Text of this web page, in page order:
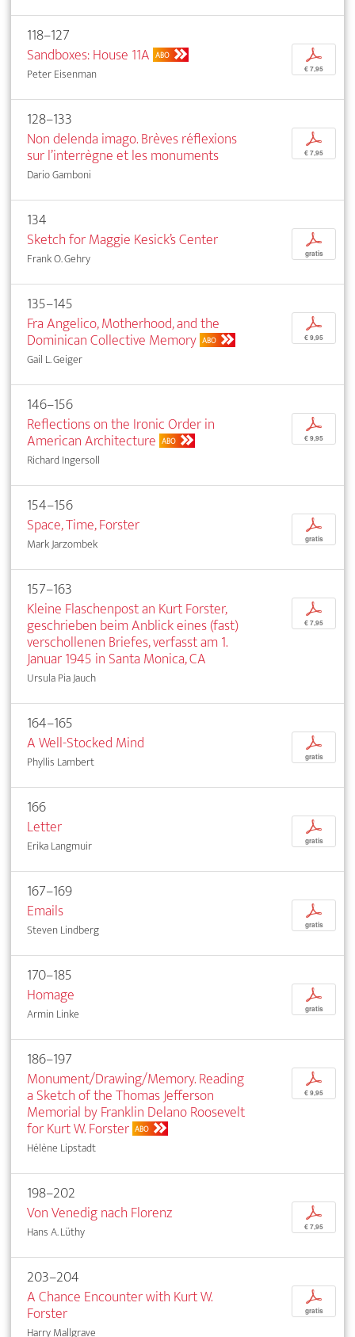
118–127
Sandboxes: House 11A ABO
Peter Eisenman
p
€ 7,95
128–133
Non delenda imago. Brèves réflexions
sur l’interrègne et les monuments
Dario Gamboni
p
€ 7,95
134
Sketch for Maggie Kesick’s Center
Frank O. Gehry
p
gratis
135–145
Fra Angelico, Motherhood, and the
Dominican Collective Memory ABO
Gail L. Geiger
p
€ 9,95
146–156
Reflections on the Ironic Order in
American Architecture ABO
Richard Ingersoll
p
€ 9,95
154–156
Space, Time, Forster
Mark Jarzombek
p
gratis
157–163
Kleine Flaschenpost an Kurt Forster,
geschrieben beim Anblick eines (fast)
verschollenen Briefes, verfasst am 1.
Januar 1945 in Santa Monica, CA
Ursula Pia Jauch
p
€ 7,95
164–165
A Well-Stocked Mind
Phyllis Lambert
p
gratis
166
Letter
Erika Langmuir
p
gratis
167–169
Emails
Steven Lindberg
p
gratis
170–185
Homage
Armin Linke
p
gratis
186–197
Monument/Drawing/Memory. Reading
a Sketch of the Thomas Jefferson
Memorial by Franklin Delano Roosevelt
for Kurt W. Forster ABO
Hélène Lipstadt
p
€ 9,95
198–202
Von Venedig nach Florenz
Hans A. Lüthy
p
€ 7,95
203–204
A Chance Encounter with Kurt W.
Forster
Harry Mallgrave
p
gratis